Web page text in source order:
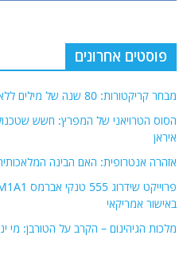
פוסטים אחרונים
מבחר קריקטורות: 80 שנה של מילים ללא הפסקה
הסוס הטרויאני של המפרץ: חשש
איראן
אזהרה אנטרופית: האם הבינה
באישור אמריקאי
מלכות הגיהינום – הקרב על הטורבן: מי